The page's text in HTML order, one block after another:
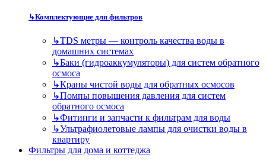
↳Комплектующие для фильтров
↳TDS метры — контроль качества воды в
домашних системах
↳Баки (гидроаккумуляторы) для систем обратного
осмоса
↳Краны чистой воды для обратных осмосов
↳Помпы повышения давления для систем
обратного осмоса
↳Фитинги и запчасти к фильтрам для воды
↳Ультрафиолетовые лампы для очистки воды в
квартиру
Фильтры для дома и коттеджа